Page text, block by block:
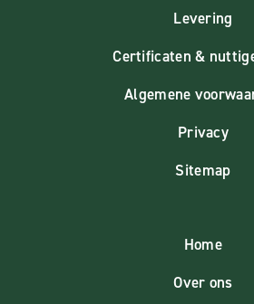
Levering
Certificaten &
Algemene
Privacy
Sitemap
Home
Over ons